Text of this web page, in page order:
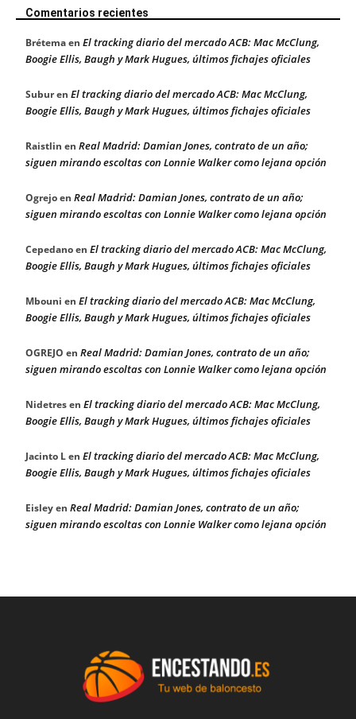
Comentarios recientes
Brétemaen El tracking diario del mercado ACB: Mac McClung,
Boogie Ellis, Baugh y Mark Hugues, últimos fichajes oficiales
Suburen El tracking diario del mercado ACB: Mac McClung,
Boogie Ellis, Baugh y Mark Hugues, últimos fichajes oficiales
Raistlin en Real Madrid: Damian Jones, contrato de un año;
siguen mirando escoltas con Lonnie Walker como lejana opción
Ogrejoen Real Madrid: Damian Jones, contrato de un año;
siguen mirando escoltas con Lonnie Walker como lejana opción
Cepedanoen El tracking diario del mercado ACB: Mac McClung,
Boogie Ellis, Baugh y Mark Hugues, últimos fichajes oficiales
Mbouni en El tracking diario del mercado ACB: Mac McClung,
Boogie Ellis, Baugh y Mark Hugues, últimos fichajes oficiales
OGREJO en Real Madrid: Damian Jones, contrato de un año;
siguen mirando escoltas con Lonnie Walker como lejana opción
Nidetresen El tracking diario del mercado ACB: Mac McClung,
Boogie Ellis, Baugh y Mark Hugues, últimos fichajes oficiales
Jacinto Len El tracking diario del mercado ACB: Mac McClung,
Boogie Ellis, Baugh y Mark Hugues, últimos fichajes oficiales
Eisleyen Real Madrid: Damian Jones, contrato de un año;
siguen mirando escoltas con Lonnie Walker como lejana opción